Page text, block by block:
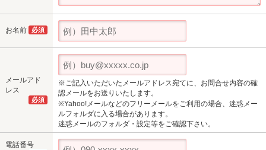
お名前 必須
メールアド
レス
必須
※ご記入いただいたメールアドレス宛てに、お問合せ内容の確
認メールをお送りいたします。
※Yahoo!メールなどのフリーメールをご利用の場合、迷惑メー
ルフォルダに入る場合があります。
迷惑メールのフォルダ・設定等をご確認下さい。
電話番号